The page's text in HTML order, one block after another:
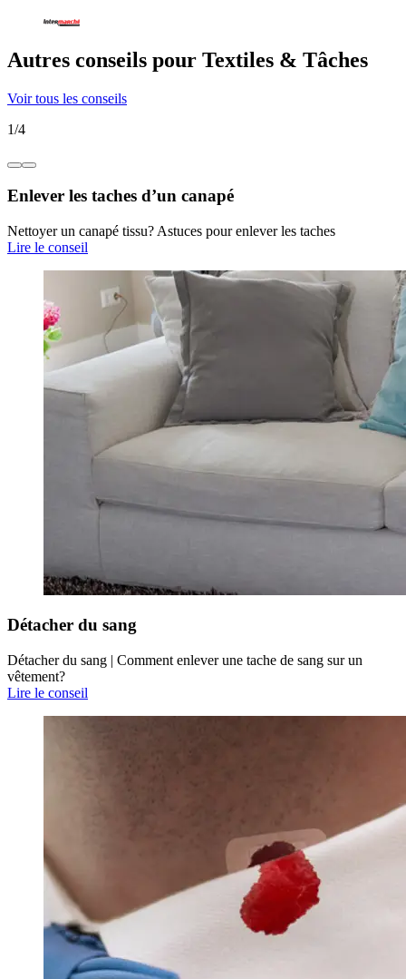
Autres conseils pour Textiles & Tâches
Voir tous les conseils
1/4
Enlever les taches d’un canapé
Nettoyer un canapé tissu? Astuces pour enlever les taches
Lire le conseil
Détacher du sang
Détacher du sang | Comment enlever une tache de sang sur un
vêtement?
Lire le conseil